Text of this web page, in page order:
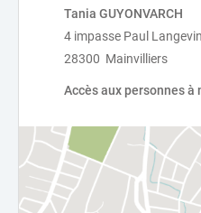
Tania GUYONVARCH
4 impasse Paul Langevin
28300 Mainvilliers
Accès aux personnes